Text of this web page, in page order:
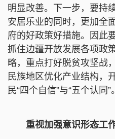
明显改善。下一步，要持
安居乐业的同时，更加全
府的好政策好措施。因此
抓住边疆开放发展各项政
略，重点打好脱贫攻坚战
民族地区优化产业结构，
民“四个自信”与“五个认同”。
重视加强意识形态工